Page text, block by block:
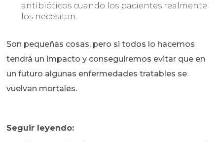
antibióticos cuando los pacientes realmente
los necesitan.
Son pequeñas cosas, pero si todos lo hacemos
tendrá un impacto y conseguiremos evitar que en
un futuro algunas enfermedades tratables se
vuelvan mortales.
Seguir leyendo: